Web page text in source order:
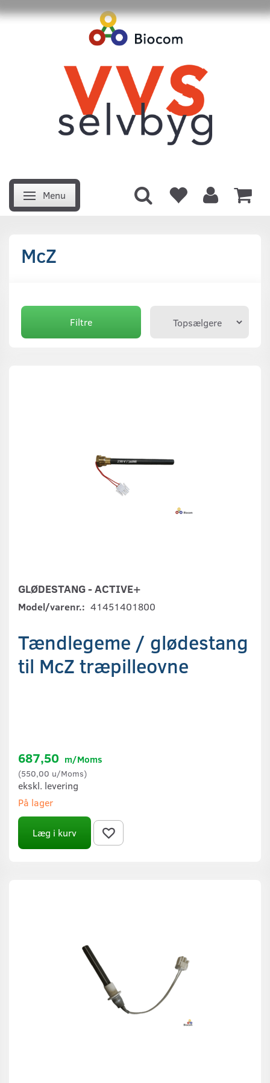
Skifte navigation
Menu
McZ
Filtre
GLØDESTANG - ACTIVE+
Model/varenr.: 41451401800
Tændlegeme / glødestang
til McZ træpilleovne
687,50 m/Moms
(550,00 u/Moms)
ekskl. levering
På lager
Læg i kurv